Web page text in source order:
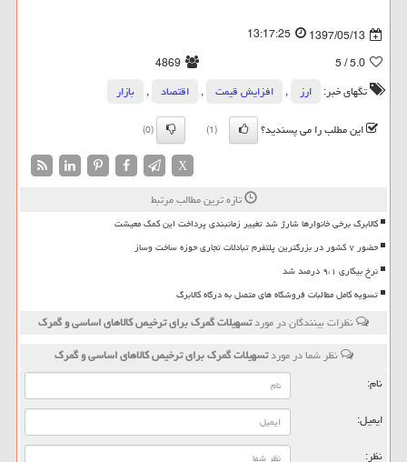
1397/05/13
13:17:25
5.0
/ 5
4869
تگهای خبر:
ارز , افزایش قیمت , اقتصاد ,
بازار
این مطلب را می پسندید؟
(1)
(0)
X
تازه ترین مطالب مرتبط
کالابرگ برخی خانوارها شارژ شد تغییر زمانبندی پرداخت این کمک معیشت
حضور ۷ کشور در بزرگترین پلتفرم تبادلات تجاری حوزه ساخت وساز
نرخ بیکاری ۹،۱ درصد شد
تسویه کامل مطالبات فروشگاه های متصل به درگاه کالابرگ
نظرات بینندگان در موردتسهیلات گمرك برای ترخیص كالاهای اساسی و گمرك
نظر شما در موردتسهیلات گمرك برای ترخیص كالاهای اساسی و گمرك
نام:
ایمیل:
نظر: